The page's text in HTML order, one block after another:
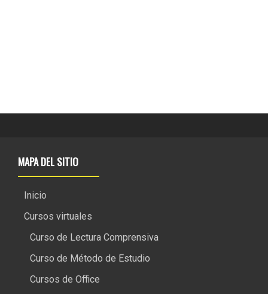
MAPA DEL SITIO
Inicio
Cursos virtuales
Curso de Lectura Comprensiva
Curso de Método de Estudio
Cursos de Office